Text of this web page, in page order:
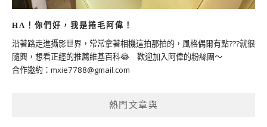
HA！你們好，我是捲毛阿偉！
沿著路走進攝影世界，常常拿著相機這拍那拍的，風格偶爾有點???就很
隨興，想看正經的推薦維基百科😂 歡迎加入阿偉的粉絲團～
合作邀約： mxie7788@gmail.com
熱門文章與